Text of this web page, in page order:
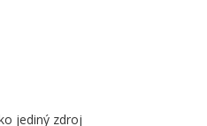
jediný zdroj